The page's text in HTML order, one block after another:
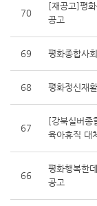
70
[재공고]평
공고
69 평화종합사
68 평화정신재
67
[강북실버종
육아휴직 대
66
평화행복한
공고